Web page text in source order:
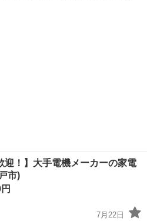
迎！】大手電機メーカーの家電
市)
7月22日